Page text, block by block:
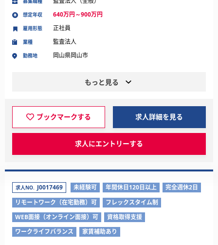
想定年収 640万円～900万円
業種 監査法人
勤務地 岡山県岡山市
雇用形態 正社員
もっと見る
ブックマークする 求人詳細を見る
求人にエントリーする
求人NO. J0017469 未経験可 年間休日120日以上
完全週休2日
リモートワーク（在宅勤務）可
フレックスタイム制
WEB面接（オンライン面接）可
資格取得支援
ワークライフバランス
家賃補助あり